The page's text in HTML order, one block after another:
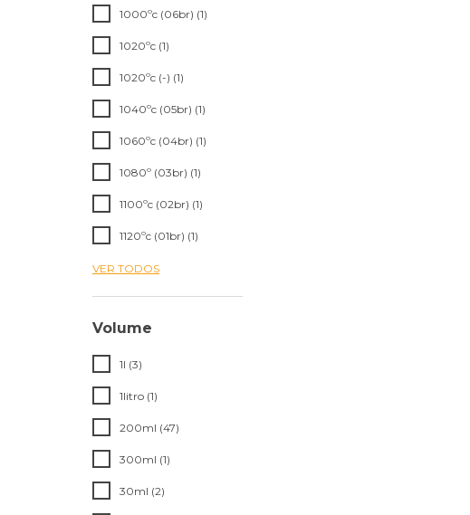
1000ºc (06br) (1)
1020ºc (1)
1020ºc (-) (1)
1040ºc (05br) (1)
1060ºc (04br) (1)
1080º (03br) (1)
1100ºc (02br) (1)
1120ºc (01br) (1)
VER TODOS
Volume
1l (3)
1litro (1)
200ml (47)
300ml (1)
30ml (2)